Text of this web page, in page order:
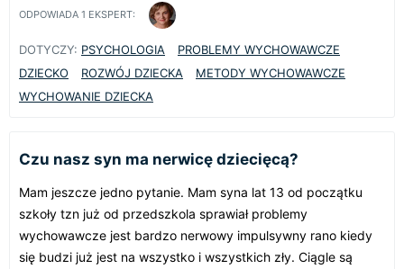
ODPOWIADA 1 EKSPERT:
DOTYCZY: PSYCHOLOGIA
PROBLEMY WYCHOWAWCZE
DZIECKO
ROZWÓJ DZIECKA
METODY WYCHOWAWCZE
WYCHOWANIE DZIECKA
Czu nasz syn ma nerwicę dziecięcą?
Mam jeszcze jedno pytanie. Mam syna lat 13 od początku
szkoły tzn już od przedszkola sprawiał problemy
wychowawcze jest bardzo nerwowy impulsywny rano kiedy
się budzi już jest na wszystko i wszystkich zły. Ciągle są